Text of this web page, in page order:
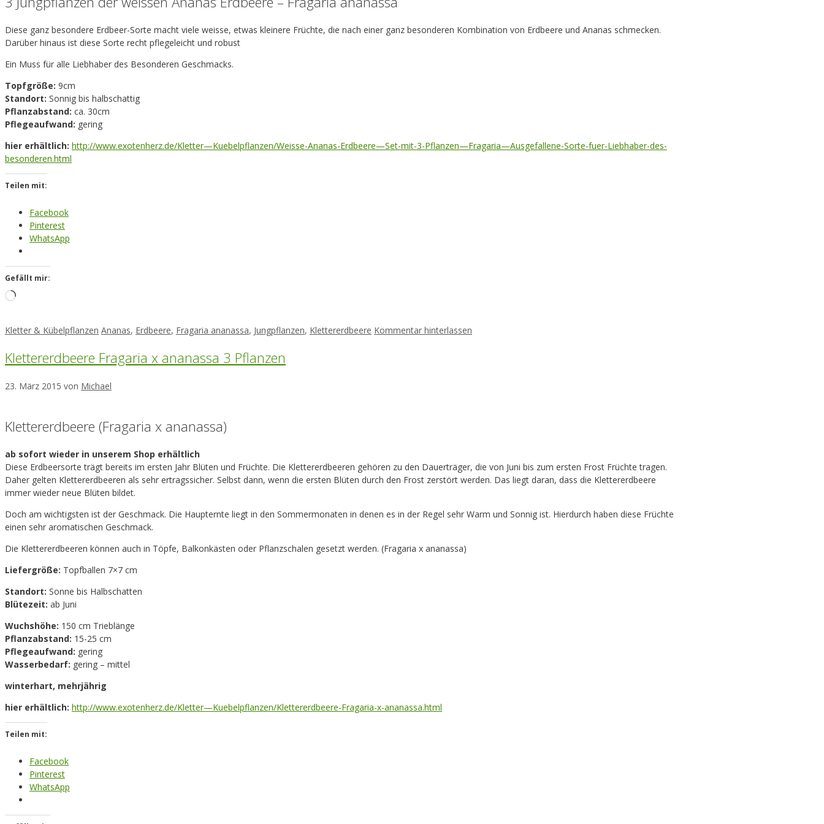
Diese ganz besondere Erdbeer-Sorte macht viele weisse, etwas kleinere Früchte, die nach einer ganz besonderen Kombination von Erdbeere und Ananas schmecken.
Darüber hinaus ist diese Sorte recht pflegeleicht und robust
Ein Muss für alle Liebhaber des Besonderen Geschmacks.
Topfgröße: 9cm
Standort: Sonnig bis halbschattig
Pflanzabstand: ca. 30cm
Pflegeaufwand: gering
hier erhältlich: http://www.exotenherz.de/Kletter—Kuebelpflanzen/Weisse-Ananas-Erdbeere—Set-mit-3-Pflanzen—Fragaria—Ausgefallene-Sorte-fuer-Liebhaber-des-
besonderen.html
Teilen mit:
Facebook
Pinterest
WhatsApp
Gefällt mir:
Loading…
Kategorien
Kletter & Kübelpflanzen Schlagwörter
Ananas, Erdbeere, Fragaria ananassa, Jungpflanzen, Klettererdbeere Kommentar hinterlassen
Klettererdbeere Fragaria x ananassa 3 Pflanzen
23. März 2015 von Michael
Klettererdbeere (Fragaria x ananassa)
ab sofort wieder in unserem Shop erhältlich
Diese Erdbeersorte trägt bereits im ersten Jahr Blüten und Früchte. Die Klettererdbeeren gehören zu den Dauerträger, die von Juni bis zum ersten Frost Früchte tragen.
Daher gelten Klettererdbeeren als sehr ertragssicher. Selbst dann, wenn die ersten Blüten durch den Frost zerstört werden. Das liegt daran, dass die Klettererdbeere
immer wieder neue Blüten bildet.
Doch am wichtigsten ist der Geschmack. Die Haupternte liegt in den Sommermonaten in denen es in der Regel sehr Warm und Sonnig ist. Hierdurch haben diese Früchte
einen sehr aromatischen Geschmack.
Die Klettererdbeeren können auch in Töpfe, Balkonkästen oder Pflanzschalen gesetzt werden. (Fragaria x ananassa)
Liefergröße: Topfballen 7×7 cm
Standort: Sonne bis Halbschatten
Blütezeit: ab Juni
Wuchshöhe: 150 cm Trieblänge
Pflanzabstand: 15-25 cm
Pflegeaufwand: gering
Wasserbedarf: gering – mittel
winterhart, mehrjährig
hier erhältlich: http://www.exotenherz.de/Kletter—Kuebelpflanzen/Klettererdbeere-Fragaria-x-ananassa.html
Teilen mit:
Facebook
Pinterest
WhatsApp